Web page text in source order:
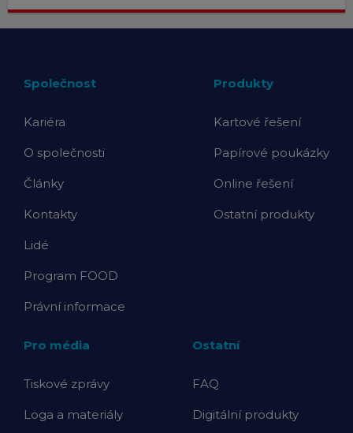
Společnost
Kariéra
O společnosti
Články
Kontakty
Lidé
Program FOOD
Právní informace
Produkty
Kartové řešení
Papírové poukázky
Online řešení
Ostatní produkty
Pro média
Tiskové zprávy
Loga a materiály
Ostatní
FAQ
Digitální produkty